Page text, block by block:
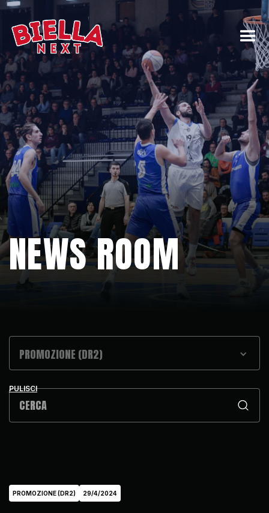
NEWS ROOM
PROMOZIONE (DR2)
PULISCI
PROMOZIONE (DR2) 29/4/2024